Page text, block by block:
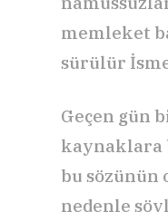
memleket
sürülür
Geçen gün
kaynaklara
bu
nedenle